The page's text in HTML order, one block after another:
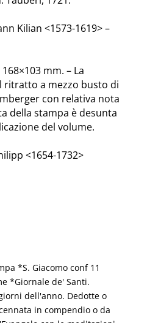
Kilian <1573-1619> –
mm. – La
ritratto a mezzo busto di
con relativa nota
della stampa è desunta
del volume.
<1654-1732>
*S. Giacomo conf 11
*Giornale de' Santi.
dell'anno. Dedotte o
in compendio o da